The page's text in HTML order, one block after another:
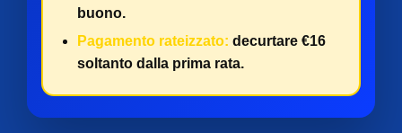
buono.
Pagamento rateizzato: decurtare €16
soltanto dalla prima rata.